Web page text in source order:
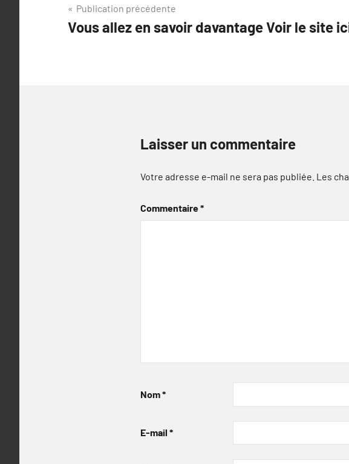
Navigation
de
Publication précédente
Vous allez en savoir davantage Voir le site
Laisser un commentaire
Votre adresse e-mail ne sera pas publiée. Les
Commentaire*
Nom*
E-mail *